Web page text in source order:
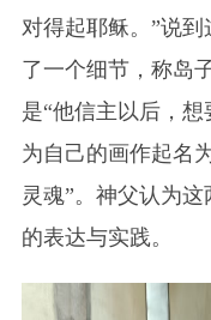
对得起耶稣。”说
了一个细节，称岛
是“他信主以后，想
为自己的画作起名
灵魂”。神父认为
的表达与实践。